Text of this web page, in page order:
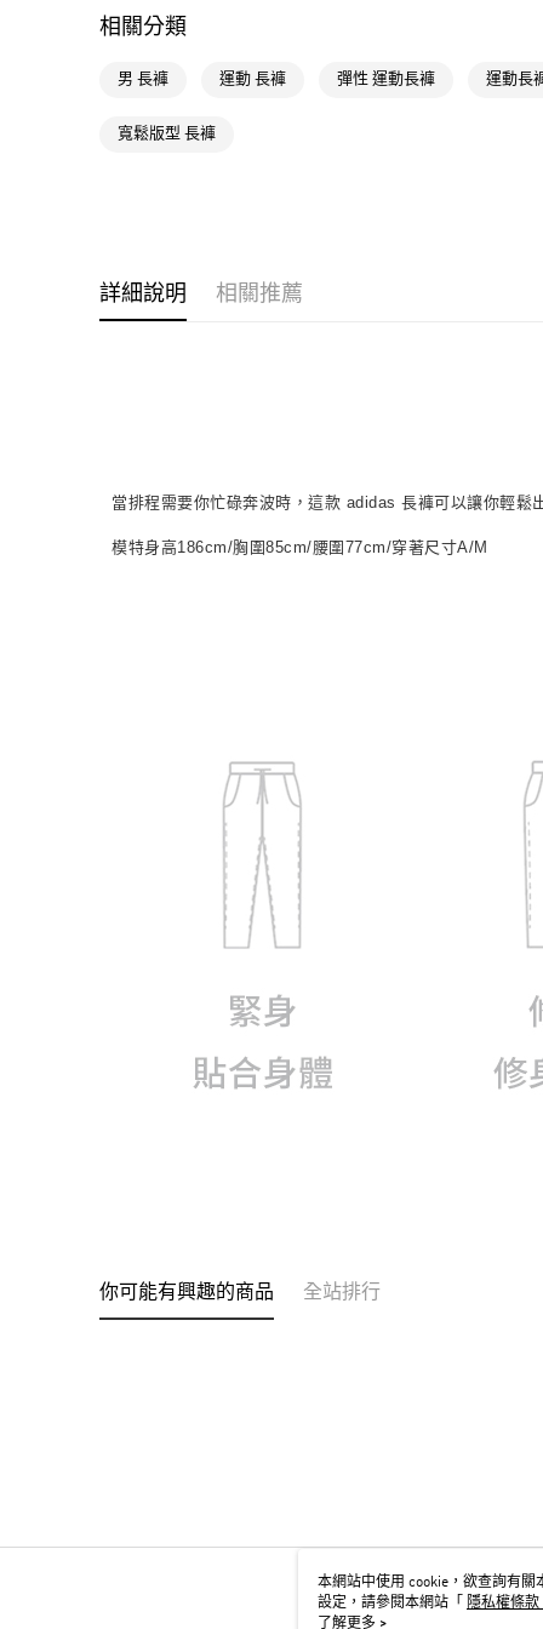
相關分類
男 長褲 運動 長褲 彈性 運動長褲 運動長
寬鬆版型 長褲
詳細說明 相關推薦
當排程需要你忙碌奔波時，這款 adidas 長褲可以讓你輕
模特身高186cm/胸圍85cm/腰圍77cm/穿著尺寸A/M
你可能有興趣的商品 全站排行
本網站中使用 cookie，欲查詢有關
設定，請參閱本網站「
隱私權條款
用 cookie。
了解更多 >